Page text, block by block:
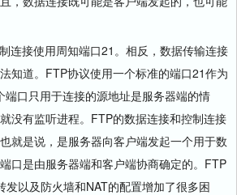
接使用周知端口21。相反，数据传输连接
知道。FTP协议使用一个标准的端口21作为
口只用于连接的源地址是服务器端的情
没有监听进程。FTP的数据连接和控制连接
就是说，是服务器向客户端发起一个用于数
口是由服务器端和客户端协商确定的。FTP
发以及防火墙和NAT的配置增加了很多困